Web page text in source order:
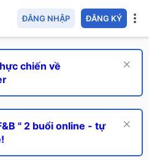
ĐĂNG NHẬP ĐĂNG KÝ
chiến về
" 2 buổi online - tự